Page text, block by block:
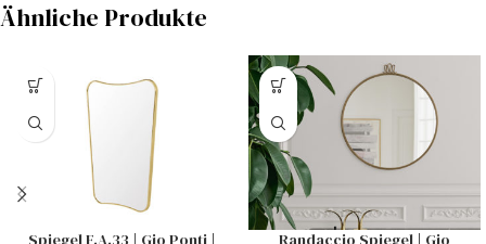
Ähnliche Produkte
Spiegel F.A.33 | Gio Ponti |
Randaccio Spiegel | Gio